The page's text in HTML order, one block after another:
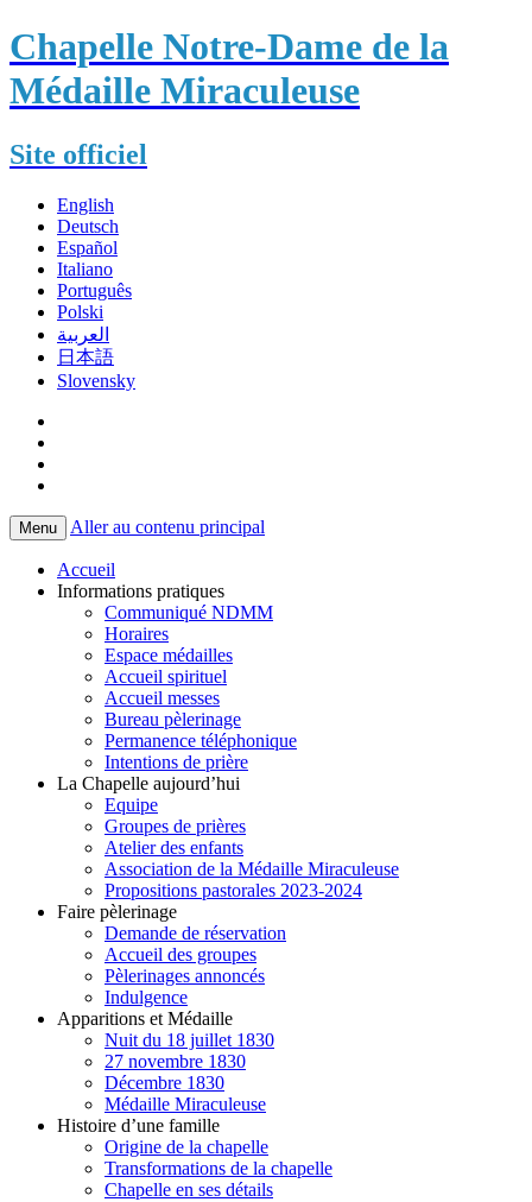
Chapelle Notre-Dame de la
Médaille Miraculeuse
Site officiel
English
Deutsch
Español
Italiano
Português
Polski
العربية
日本語
Slovensky
Menu Aller au contenu principal
Accueil
Informations pratiques
Communiqué NDMM
Horaires
Espace médailles
Accueil spirituel
Accueil messes
Bureau pèlerinage
Permanence téléphonique
Intentions de prière
La Chapelle aujourd’hui
Equipe
Groupes de prières
Atelier des enfants
Association de la Médaille Miraculeuse
Propositions pastorales 2023-2024
Faire pèlerinage
Demande de réservation
Accueil des groupes
Pèlerinages annoncés
Indulgence
Apparitions et Médaille
Nuit du 18 juillet 1830
27 novembre 1830
Décembre 1830
Médaille Miraculeuse
Histoire d’une famille
Origine de la chapelle
Transformations de la chapelle
Chapelle en ses détails